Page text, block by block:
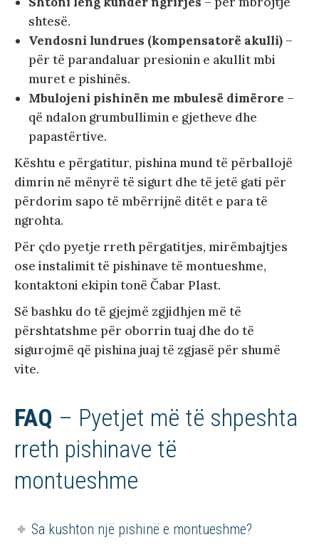
shtesë.
Vendosni lundrues (kompensatorë akulli) –
për të parandaluar presionin e akullit mbi
muret e pishinës.
Mbulojeni pishinën me mbulesë dimërore –
që ndalon grumbullimin e gjetheve dhe
papastërtive.
Kështu e përgatitur, pishina mund të përballojë
dimrin në mënyrë të sigurt dhe të jetë gati për
përdorim sapo të mbërrijnë ditët e para të
ngrohta.
Për çdo pyetje rreth përgatitjes, mirëmbajtjes
ose instalimit të pishinave të montueshme,
kontaktoni ekipin tonë Čabar Plast.
Së bashku do të gjejmë zgjidhjen më të
përshtatshme për oborrin tuaj dhe do të
sigurojmë që pishina juaj të zgjasë për shumë
vite.
FAQ – Pyetjet më të shpeshta
rreth pishinave të
montueshme
Sa kushton një pishinë e montueshme?